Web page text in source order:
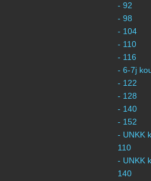
- 92
- 98
- 104
- 110
- 116
- 6-7j
- 122
- 128
- 140
- 152
- UNKK
110
- UNKK
140